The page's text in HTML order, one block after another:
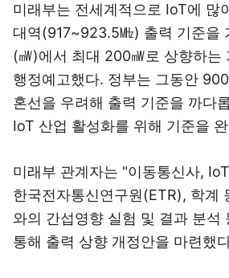
미래부는 전세계적으로 IoT에 많
대역(917~923.5㎒) 출력 기준을
(㎽)에서 최대 200㎽로 상향하는
행정예고했다. 정부는 그동안
혼선을 우려해 출력 기준을 까다
IoT 산업 활성화를 위해 기준을
미래부 관계자는 "이동통신사,
한국전자통신연구원(ETR), 학계
와의 간섭영향 실험 및 결과 분석
통해 출력 상향 개정안을 마련했